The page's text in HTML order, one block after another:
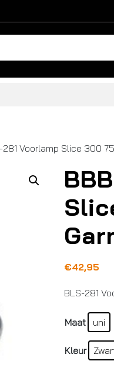
Voorlamp Slice 300
€42,95
BLS-281
Maat uni
Kleur